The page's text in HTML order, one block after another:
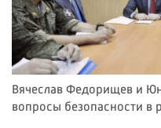
Вячеслав Федорищев и
вопросы безопасности в